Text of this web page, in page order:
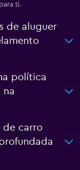
ti.
de aluguer
política
na
de carro